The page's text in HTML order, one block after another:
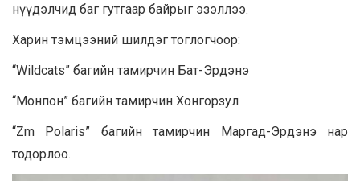
нүүдэлчид баг гутгаар байрыг эзэллээ.
Харин тэмцээний шилдэг тоглогчоор:
“Wildcats” багийн тамирчин Бат-Эрдэнэ
“Монпон” багийн тамирчин Хонгорзул
“Zm Polaris” багийн тамирчин Маргад-Эрдэнэ нар
тодорлоо.